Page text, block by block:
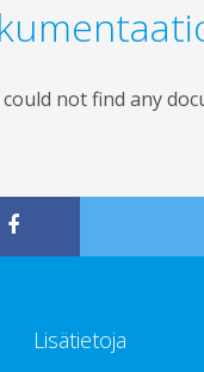
not find any
Lisätietoja